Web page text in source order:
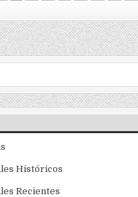
Históricos
Recientes